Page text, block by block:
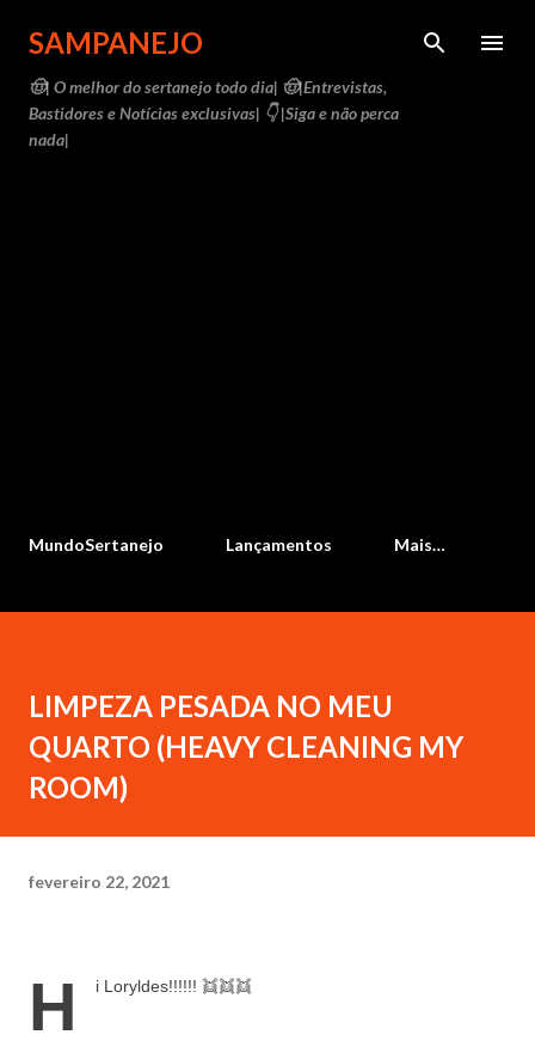
Pular para o conteúdo principal
SAMPANEJO
🤠| O melhor do sertanejo todo dia| 🤠|Entrevistas,
Bastidores e Notícias exclusivas| 👇 |Siga e não perca
nada|
MundoSertanejo Lançamentos Mais…
LIMPEZA PESADA NO MEU
QUARTO (HEAVY CLEANING MY
ROOM)
fevereiro 22, 2021
H i Loryldes!!!!!! 👯👯👯